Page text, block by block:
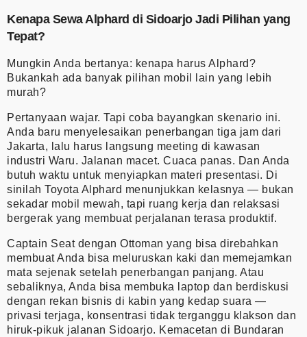
Kenapa Sewa Alphard di Sidoarjo Jadi Pilihan yang
Tepat?
Mungkin Anda bertanya: kenapa harus Alphard?
Bukankah ada banyak pilihan mobil lain yang lebih
murah?
Pertanyaan wajar. Tapi coba bayangkan skenario ini.
Anda baru menyelesaikan penerbangan tiga jam dari
Jakarta, lalu harus langsung meeting di kawasan
industri Waru. Jalanan macet. Cuaca panas. Dan Anda
butuh waktu untuk menyiapkan materi presentasi. Di
sinilah Toyota Alphard menunjukkan kelasnya — bukan
sekadar mobil mewah, tapi ruang kerja dan relaksasi
bergerak yang membuat perjalanan terasa produktif.
Captain Seat dengan Ottoman yang bisa direbahkan
membuat Anda bisa meluruskan kaki dan memejamkan
mata sejenak setelah penerbangan panjang. Atau
sebaliknya, Anda bisa membuka laptop dan berdiskusi
dengan rekan bisnis di kabin yang kedap suara —
privasi terjaga, konsentrasi tidak terganggu klakson dan
hiruk-pikuk jalanan Sidoarjo. Kemacetan di Bundaran